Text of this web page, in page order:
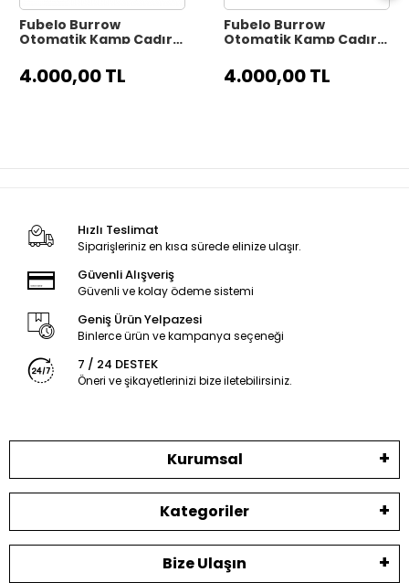
Fubelo Burrow
Otomatik Kamp Çadırı
(Otomatik Yaylı
Sistem)
4.000,00 TL
Fubelo Burrow
Otomatik Kamp Çadırı
(Otomatik Yaylı
Sistem)
4.000,00 TL
Hızlı Teslimat
Siparişleriniz en kısa sürede elinize ulaşır.
Güvenli Alışveriş
Güvenli ve kolay ödeme sistemi
Geniş Ürün Yelpazesi
Binlerce ürün ve kampanya seçeneği
7 / 24 DESTEK
Öneri ve şikayetlerinizi bize iletebilirsiniz.
Kurumsal
Kategoriler
Bize Ulaşın